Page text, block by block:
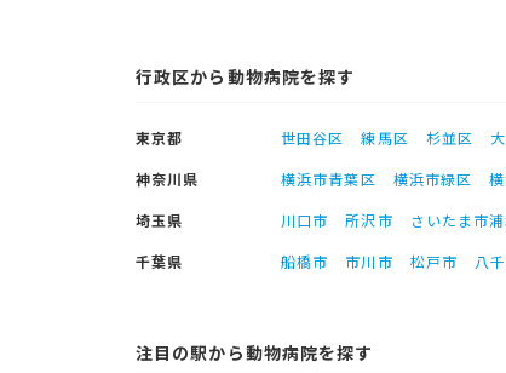
行政区から動物病院を探す
東京都 世田谷区 練馬区 杉並区
神奈川県
横浜市青葉区 横浜市緑区
埼玉県
川口市 所沢市 さいたま市
千葉県
船橋市 市川市 松戸市 八
注目の駅から動物病院を探す